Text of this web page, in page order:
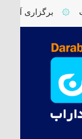
۞ برگزاری آیین